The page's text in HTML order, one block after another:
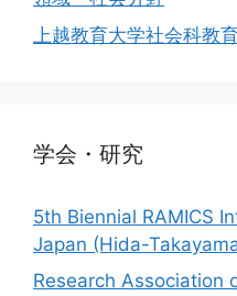
上越教育大学社会科教
学会・研究
5th Biennial RAMICS
Japan (Hida-
Research Association